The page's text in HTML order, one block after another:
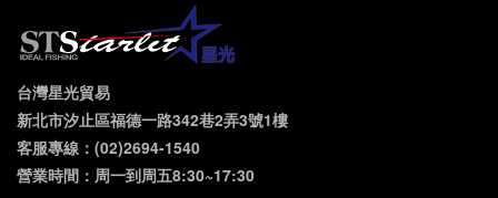
台灣星光貿易
新北市汐止區福德一路342巷2弄3號1樓
客服專線：(02)2694-1540
營業時間：周一到周五8:30~17:30